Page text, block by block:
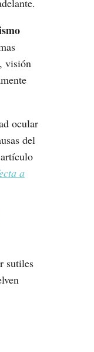
visión
ocular
del
a
sutiles